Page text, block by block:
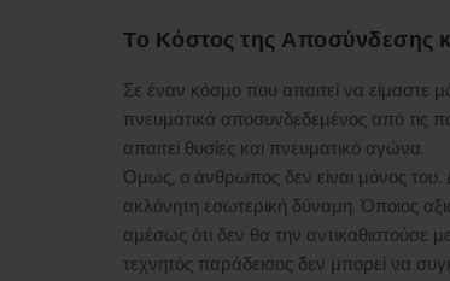
Το Κόστος της Αποσύνδεσης
Σε έναν κόσμο που απαιτεί να είμαστε
πνευματικά αποσυνδεδεμένος από τις
απαιτεί θυσίες και πνευματικό αγώνα.
Όμως, ο άνθρωπος δεν είναι μόνος του.
ακλόνητη εσωτερική δύναμη. Όποιος
αμέσως ότι δεν θα την αντικαθιστούσε
τεχνητός παράδεισος δεν μπορεί να